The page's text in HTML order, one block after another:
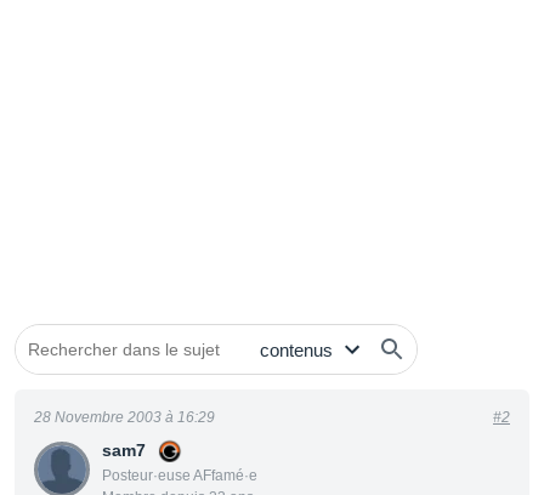
sam7
Posteur·euse AFfamé·e
28 Novembre 2003 à 16:29 #2